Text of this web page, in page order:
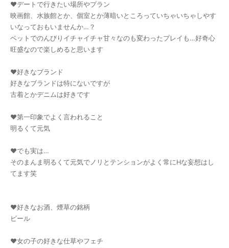
♥デートで行きたい場所やプラン
映画館、水族館とか、個室とか薄暗いところっていちゃいちゃしやす
いなっておもいませんか…？
ベットでのんびりイチャイチャ甘々なのも変わったプレイも…好奇心
旺盛なので楽しめると思います
♥好きなブランド
好きなブランドは特にないですが
古着とかデニムは好きです
♥第一印象でよく言われること
明るくて元気
♥でも実は…
そのまんま明るくて元気でノリとテンションがよく常にHな妄想はし
てます笑
♥好きなお酒、煙草の銘柄
ビール
♥女の子の好きな仕草やフェチ